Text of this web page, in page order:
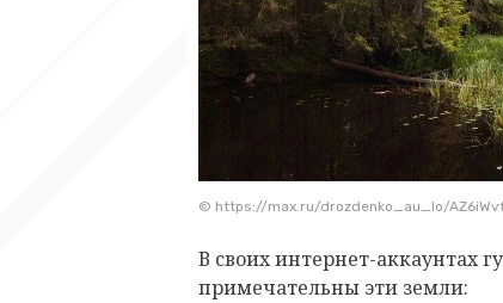
© https://max.ru/drozdenko_au_lo/
В своих интернет-аккаунтах
примечательны эти земли: